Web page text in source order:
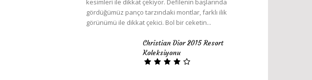
kesimleri ile dikkat çekiyor. Defilenin başlarında
gördüğümüz panço tarzındaki montlar, farklı ilik
görünümü ile dikkat çekici. Bol bir ceketin...
Christian Dior 2015 Resort
Koleksiyonu